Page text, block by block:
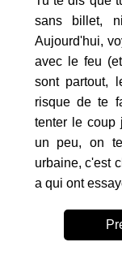
sans billet,
Aujourd'hui,
avec le feu
sont partout,
risque de te
tenter le coup
un peu, on
urbaine, c'est
a qui ont